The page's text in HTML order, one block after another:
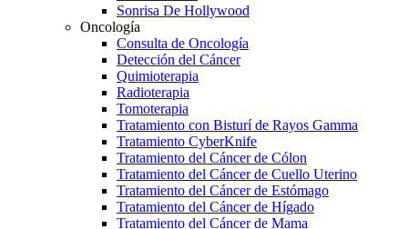
Sonrisa De Hollywood
Oncología
Consulta de Oncología
Detección del Cáncer
Quimioterapia
Radioterapia
Tomoterapia
Tratamiento con Bisturí de Rayos Gamma
Tratamiento CyberKnife
Tratamiento del Cáncer de Cólon
Tratamiento del Cáncer de Cuello Uterino
Tratamiento del Cáncer de Estómago
Tratamiento del Cáncer de Hígado
Tratamiento del Cáncer de Mama